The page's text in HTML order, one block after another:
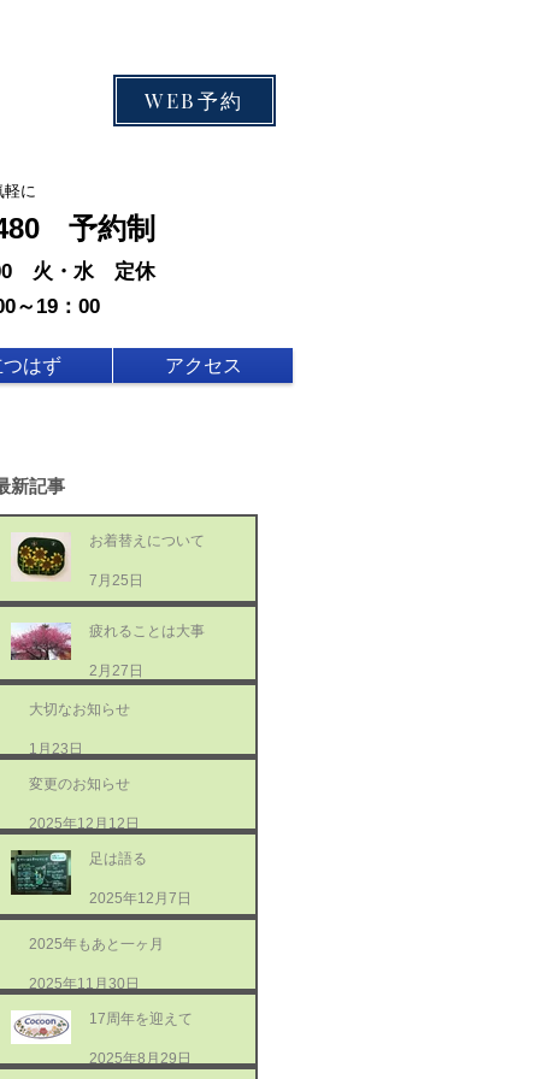
WEB予約
軽に
予約制
火・水 定休
～19：00
はず アクセス
新記事
お着替えについて
7月25日
疲れることは大事
2月27日
大切なお知らせ
1月23日
変更のお知らせ
2025年12月12日
足は語る
2025年12月7日
2025年もあと一ヶ月
2025年11月30日
17周年を迎えて
2025年8月29日